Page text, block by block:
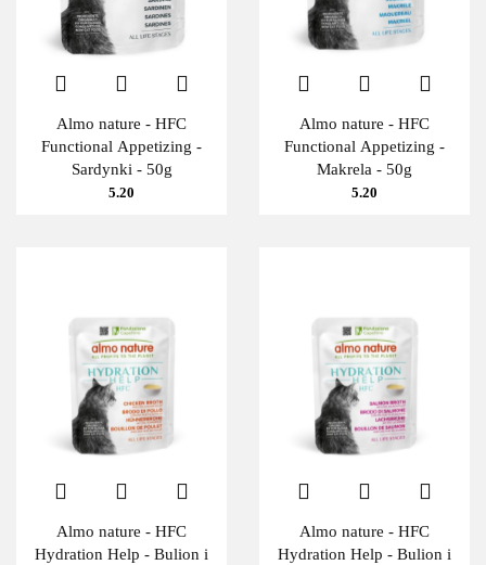
Almo nature - HFC
Functional Appetizing -
Sardynki - 50g
5.20
Almo nature - HFC
Functional Appetizing -
Makrela - 50g
5.20
Almo nature - HFC
Hydration Help - Bulion i
Almo nature - HFC
Hydration Help - Bulion i